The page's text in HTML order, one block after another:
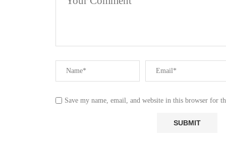
Save my name, email, and website in this browser for